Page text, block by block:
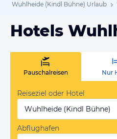
Wuhlheide (Kindl Bühne) Urlaub
Hotels
Pauschalreisen Nur
Reiseziel oder Hotel
Wuhlheide (Kindl Bühne)
Abflughafen